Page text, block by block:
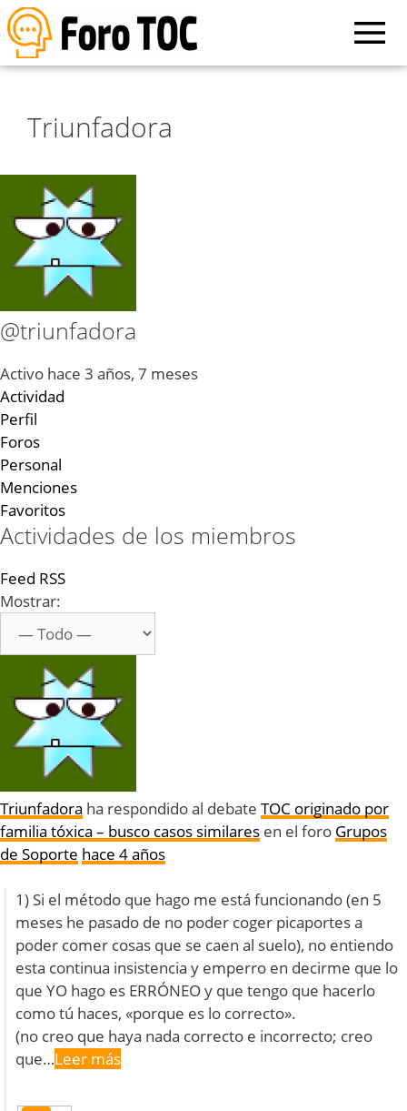
Triunfadora
@triunfadora
Activo hace 3 años, 7 meses
Actividad
Perfil
Foros
Personal
Menciones
Favoritos
Actividades de los miembros
Feed RSS
Mostrar:
Triunfadora ha respondido al debate TOC originado por
familia tóxica – busco casos similares en el foro Grupos
de Soporte hace 4 años
1) Si el método que hago me está funcionando (en 5
meses he pasado de no poder coger picaportes a
poder comer cosas que se caen al suelo), no entiendo
esta continua insistencia y emperro en decirme que lo
que YO hago es ERRÓNEO y que tengo que hacerlo
como tú haces, «porque es lo correcto».
(no creo que haya nada correcto e incorrecto; creo
que…Leer más